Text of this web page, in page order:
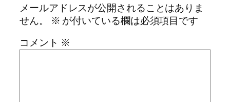
メールアドレスが公開されることはありま
せん。
※ が付いている欄は必須項目です
コメント ※